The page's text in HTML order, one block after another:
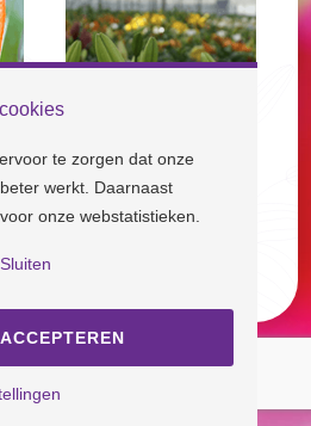
socials and stay tuned!
te zorgen dat onze
werkt. Daarnaast
onze webstatistieken.
Sluiten